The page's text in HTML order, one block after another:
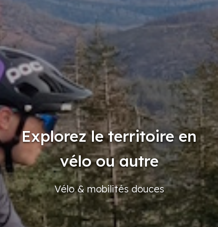
Explorez le territoire en
vélo ou autre
Vélo & mobilités douces